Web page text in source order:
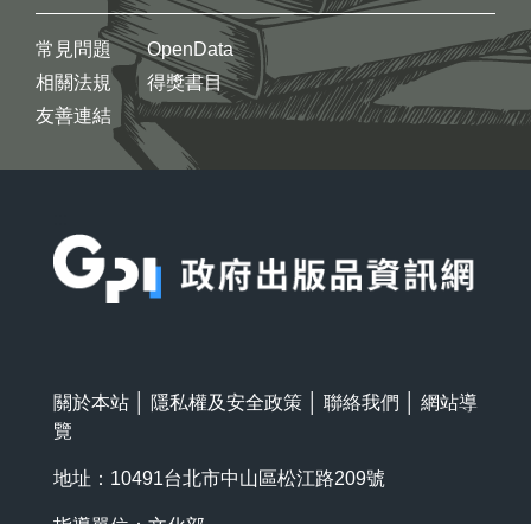
常見問題
相關法規
友善連結
OpenData
得獎書目
關於本站 隱私權及安全政策 聯絡我們
網站導
覽
地址：10491台北市中山區松江路209號